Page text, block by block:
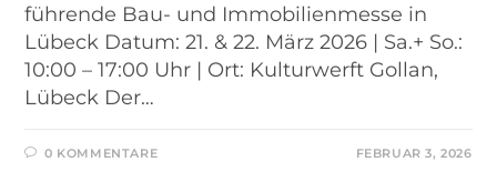
führende Bau- und Immobilienmesse in
Lübeck Datum: 21. & 22. März 2026 | Sa.+ So.:
10:00 – 17:00 Uhr | Ort: Kulturwerft Gollan,
Lübeck Der…
0 KOMMENTARE FEBRUAR 3, 2026